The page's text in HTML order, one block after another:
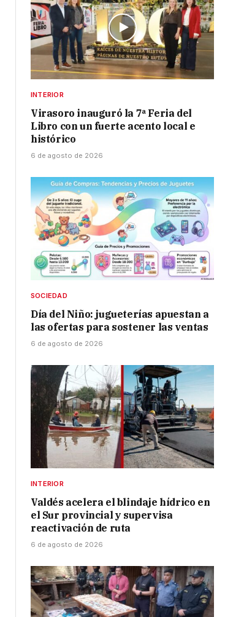
INTERIOR
Virasoro inauguró la 7ª Feria del
Libro con un fuerte acento local e
histórico
6 de agosto de 2026
SOCIEDAD
Día del Niño: jugueterías apuestan a
las ofertas para sostener las ventas
6 de agosto de 2026
INTERIOR
Valdés acelera el blindaje hídrico en
el Sur provincial y supervisa
reactivación de ruta
6 de agosto de 2026